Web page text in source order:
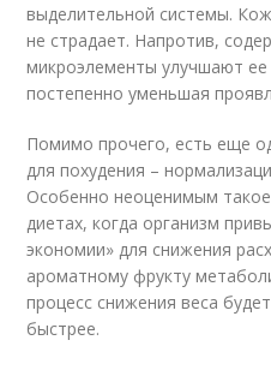
выделительной системы.
не страдает. Напротив,
микроэлементы улучшают ее
постепенно уменьшая
Помимо прочего, есть еще
для похудения –
Особенно неоценимым
диетах, когда организм
экономии» для снижения
ароматному фрукту
процесс снижения веса
быстрее.